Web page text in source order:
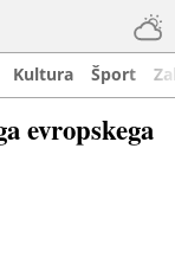
Kultura Šport
evropskega